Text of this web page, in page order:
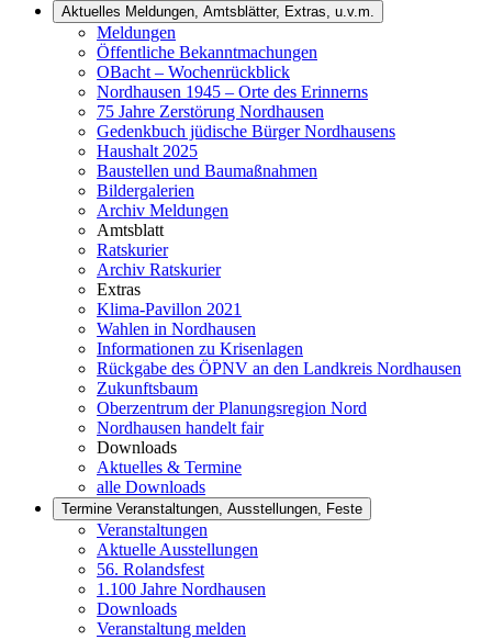
Aktuelles Meldungen, Amtsblätter, Extras, u.v.m.
Meldungen
Öffentliche Bekanntmachungen
OBacht – Wochenrückblick
Nordhausen 1945 – Orte des Erinnerns
75 Jahre Zerstörung Nordhausen
Gedenkbuch jüdische Bürger Nordhausens
Haushalt 2025
Baustellen und Baumaßnahmen
Bildergalerien
Archiv Meldungen
Amtsblatt
Ratskurier
Archiv Ratskurier
Extras
Klima-Pavillon 2021
Wahlen in Nordhausen
Informationen zu Krisenlagen
Rückgabe des ÖPNV an den Landkreis Nordhausen
Zukunftsbaum
Oberzentrum der Planungsregion Nord
Nordhausen handelt fair
Downloads
Aktuelles & Termine
alle Downloads
Termine Veranstaltungen, Ausstellungen, Feste
Veranstaltungen
Aktuelle Ausstellungen
56. Rolandsfest
1.100 Jahre Nordhausen
Downloads
Veranstaltung melden